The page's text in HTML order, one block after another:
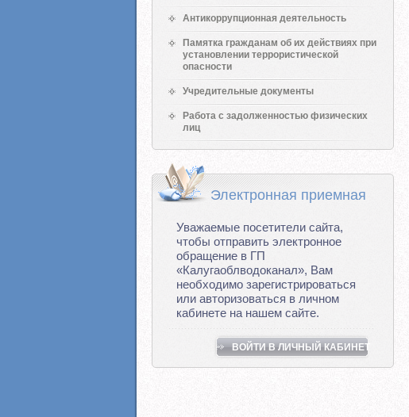
Антикоррупционная деятельность
Памятка гражданам об их действиях при
установлении террористической
опасности
Учредительные документы
Работа с задолженностью физических
лиц
Электронная приемная
Уважаемые посетители сайта,
чтобы отправить электронное
обращение в ГП
«Калугаоблводоканал», Вам
необходимо зарегистрироваться
или авторизоваться в личном
кабинете на нашем сайте.
ВОЙТИ В ЛИЧНЫЙ КАБИНЕТ